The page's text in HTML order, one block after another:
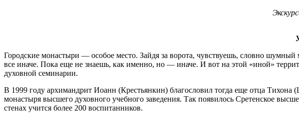
Городские монастыри — особое место. Зайдя за ворота, чувствуешь, словно
все иначе. Пока еще не знаешь, как именно, но — иначе. И вот на этой «иной»
духовной семинарии.
В 1999 году архимандрит Иоанн (Крестьянкин) благословил тогда еще отца
монастыря высшего духовного учебного заведения. Так появилось Сретенское
стенах учится более 200 воспитанников.